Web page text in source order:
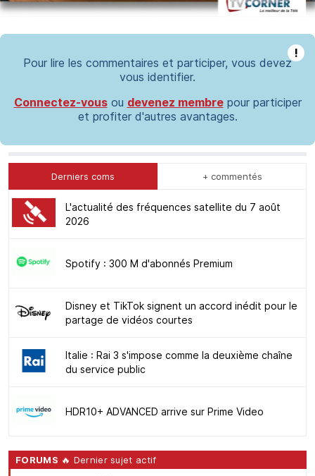
!
Pour lire les commentaires et participer, vous devez
vous identifier.
Connectez-vousou devenez membrepour participer
et profiter d'autres avantages.
Derniers coms + commentés
L'actualité des fréquences satellite du 7 août
2026
Spotify : 300 M d'abonnés Premium
Disney et TikTok signent un accord inédit pour le
partage de vidéos courtes
Italie : Rai 3 s'impose comme la deuxième chaîne
du service public
HDR10+ ADVANCED arrive sur Prime Video
FORUMS 🔥 Dernier sujet actif